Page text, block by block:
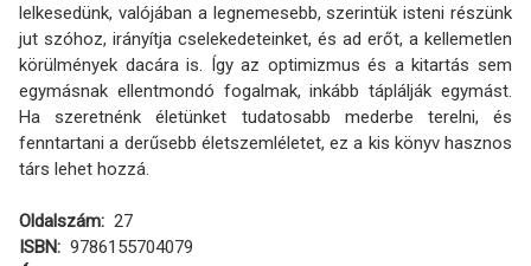
lelkesedünk, valójában a legnemesebb, szerintük isteni részünk
jut szóhoz, irányítja cselekedeteinket, és ad erőt, a kellemetlen
körülmények dacára is. Így az optimizmus és a kitartás sem
egymásnak ellentmondó fogalmak, inkább táplálják egymást.
Ha szeretnénk életünket tudatosabb mederbe terelni, és
fenntartani a derűsebb életszemléletet, ez a kis könyv hasznos
társ lehet hozzá.
Oldalszám
27
ISBN
9786155704079